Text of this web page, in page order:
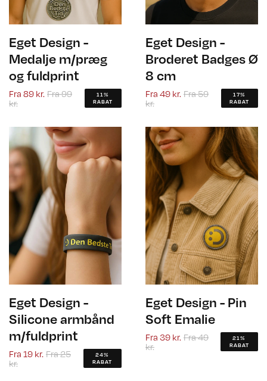
Eget Design -
Medalje m/præg
og fuldprint
Fra 89 kr. Fra99
kr.
11%
RABAT
Eget Design -
Broderet Badges Ø
8 cm
Fra 49 kr. Fra59
kr.
17%
RABAT
Eget Design -
Silicone armbånd
m/fuldprint
Fra 19 kr. Fra25
kr.
24%
RABAT
Eget Design - Pin
Soft Emalie
Fra 39 kr. Fra49
kr.
21%
RABAT